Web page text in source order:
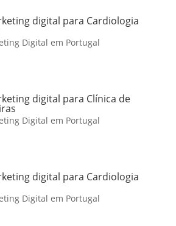
digital para Cardiologia
Digital em Portugal
digital para Clínica de
Digital em Portugal
digital para Cardiologia
Digital em Portugal